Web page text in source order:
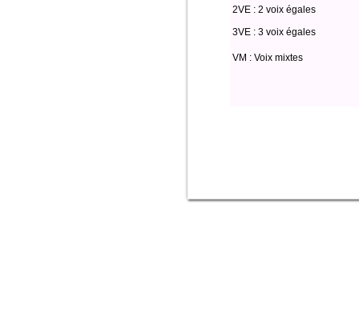
2VE : 2 voix égales
3VE : 3 voix égales
VM : Voix mixtes